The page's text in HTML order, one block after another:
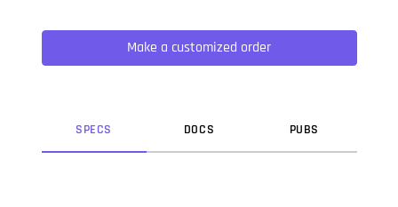
not only five centuries, but also the leap into electronic
typesetting, remaining essentially unchanged. It was
popularised in the 1960s with the release of Letraset sheets
Make a customized order
SPECS DOCS PUBS